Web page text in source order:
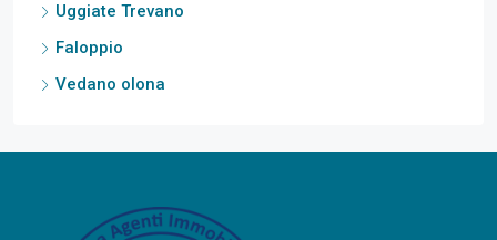
Uggiate Trevano
Faloppio
Vedano olona